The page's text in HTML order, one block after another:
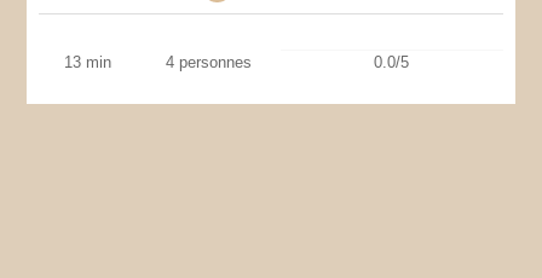
13 min 4 personnes 0.0/5